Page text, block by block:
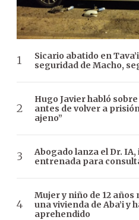
Sicario abatido en
seguridad de Macho,
Hugo Javier habló
antes de volver a
ajeno”
Abogado lanza el Dr.
entrenada para
Mujer y niño de 12
una vivienda de Aba’i y
aprehendido